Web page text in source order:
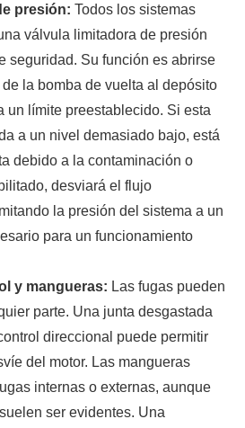
presión: Todos los sistemas
válvula limitadora de presión
seguridad. Su función es abrirse
la bomba de vuelta al depósito
un límite preestablecido. Si esta
a un nivel demasiado bajo, está
debido a la contaminación o
desviará el flujo
la presión del sistema a un
para un funcionamiento
y mangueras: Las fugas pueden
parte. Una junta desgastada
direccional puede permitir
del motor. Las mangueras
internas o externas, aunque
ser evidentes. Una